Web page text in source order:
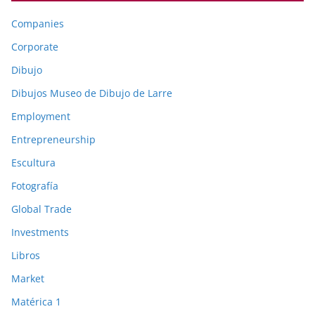
Companies
Corporate
Dibujo
Dibujos Museo de Dibujo de Larre
Employment
Entrepreneurship
Escultura
Fotografía
Global Trade
Investments
Libros
Market
Matérica 1